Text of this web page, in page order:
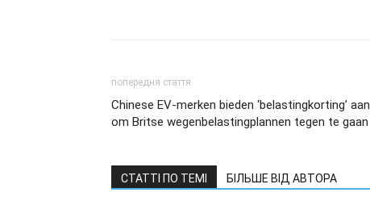
попередня стаття
Chinese EV-merken bieden ‘belastingkorting’ aan
om Britse wegenbelastingplannen tegen te gaan
СТАТТІ ПО ТЕМІ БІЛЬШЕ ВІД АВТОРА